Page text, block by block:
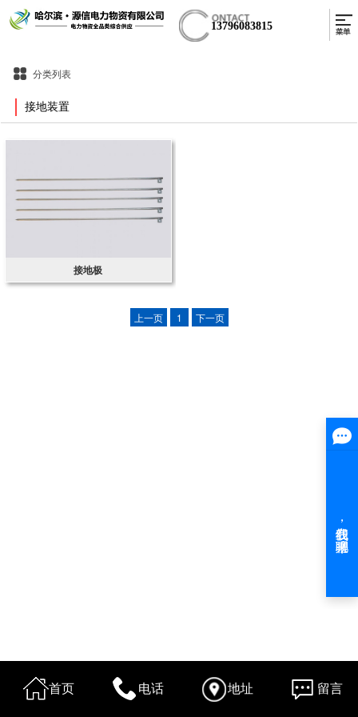
13796083815
分类列表
接地装置
接地极
上一页 1 下一页
首页 电话 地址 留言